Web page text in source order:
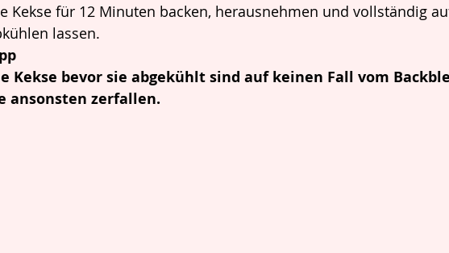
Kekse für 12 Minuten backen, herausnehmen und vollständig
lassen.
Kekse bevor sie abgekühlt sind auf keinen Fall vom
ansonsten zerfallen.